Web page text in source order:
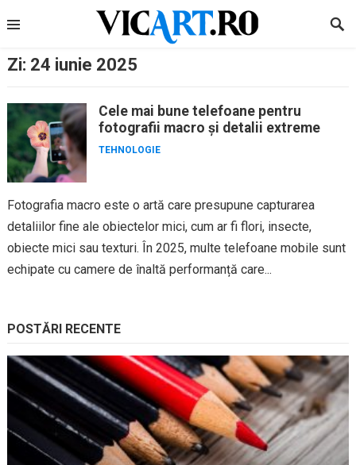
to
Zi: 24 iunie 2025
Cele mai bune telefoane pentru
fotografii macro și detalii extreme
TEHNOLOGIE
Fotografia macro este o artă care presupune capturarea
detaliilor fine ale obiectelor mici, cum ar fi flori, insecte,
obiecte mici sau texturi. În 2025, multe telefoane mobile sunt
echipate cu camere de înaltă performanță care...
POSTĂRI RECENTE